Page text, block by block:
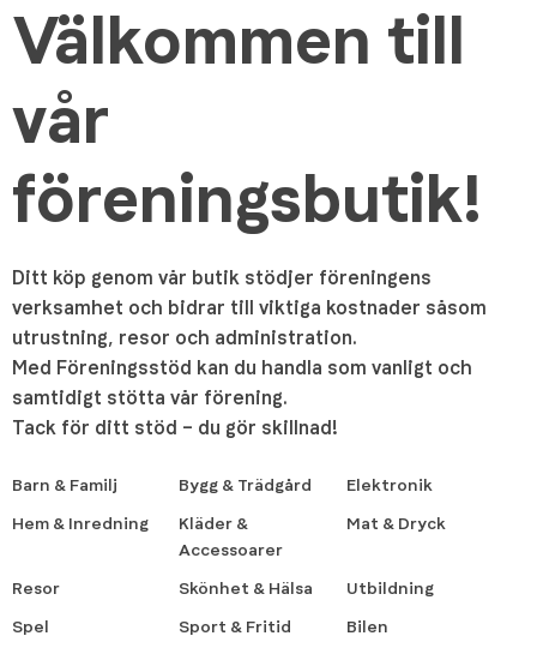
Välkommen till
vår
föreningsbutik!
Ditt köp genom vår butik stödjer föreningens
verksamhet och bidrar till viktiga kostnader såsom
utrustning, resor och administration.
Med Föreningsstöd kan du handla som vanligt och
samtidigt stötta vår förening.
Tack för ditt stöd – du gör skillnad!
Barn & Familj Bygg & Trädgård
Elektronik
Hem & Inredning
Kläder &
Accessoarer
Mat & Dryck
Resor Skönhet & Hälsa
Utbildning
Spel
Sport & Fritid
Bilen